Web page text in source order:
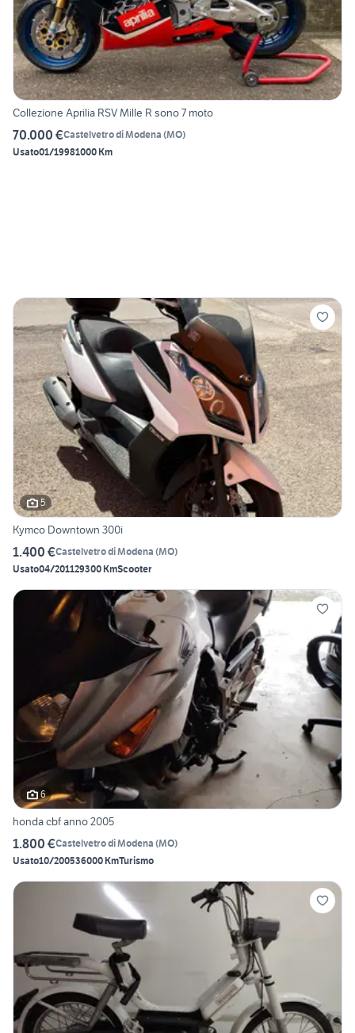
Collezione Aprilia RSV Mille R sono 7 moto
70.000 €Castelvetro di Modena (MO)
Usato01/19981000 Km
5
Kymco Downtown 300i
1.400 €Castelvetro di Modena (MO)
Usato04/201129300 KmScooter
6
honda cbf anno 2005
1.800 €Castelvetro di Modena (MO)
Usato10/200536000 KmTurismo